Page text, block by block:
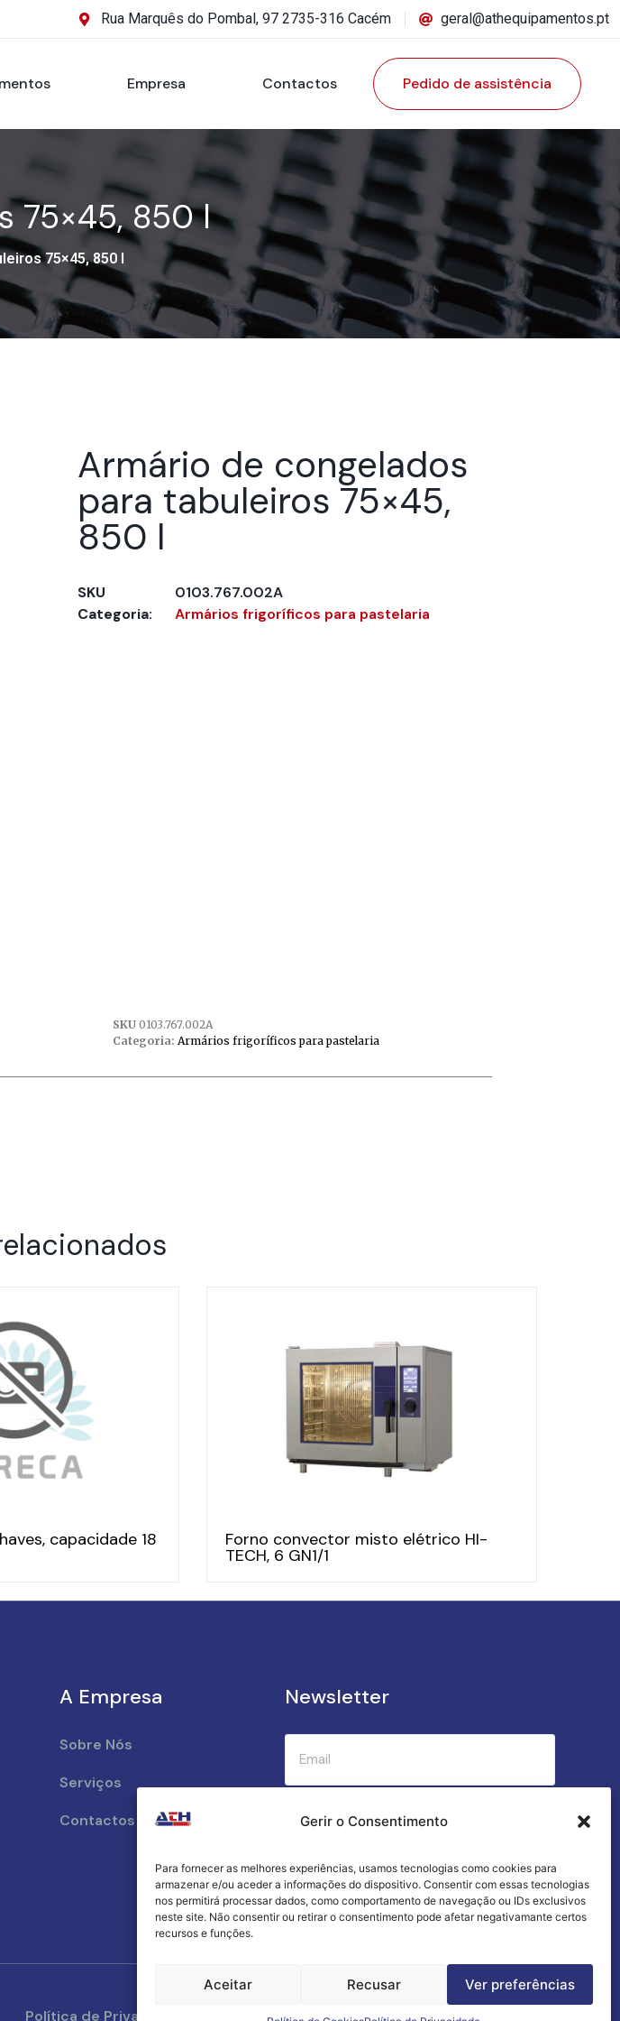
Gerir o Consentimento
Para fornecer as melhores experiências, usamos tecnologias como cookies para
armazenar e/ou aceder a informações do dispositivo. Consentir com essas tecnologias
nos permitirá processar dados, como comportamento de navegação ou IDs exclusivos
neste site. Não consentir ou retirar o consentimento pode afetar negativamante certos
recursos e funções.
Aceitar Recusar Ver preferências
Rua Marquês do Pombal, 97 2735-316 Cacém geral@athequipamentos.pt
Empresa Contactos Pedido de assistência
75×45, 850 l
75×45, 850 l
Armário de congelados
para tabuleiros 75×45,
850 l
SKU
0103.767.002A
Categoria:
Armários frigoríficos para pastelaria
SKU 0103.767.002A
Categoria: Armários frigoríficos para pastelaria
capacidade 18 Forno convector misto elétrico HI-
TECH, 6 GN1/1
A Empresa
Sobre Nós
Serviços
Contactos
Newsletter
Submeter
Criamos a cozinha perfeita para o seu
sucesso gastronómico!
Política de Privacidade Termos e Condições Livro de Reclamações